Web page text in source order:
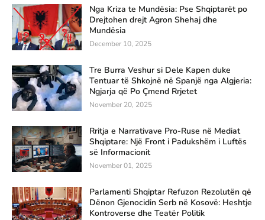
Nga Kriza te Mundësia: Pse Shqiptarët po
Drejtohen drejt Agron Shehaj dhe
Mundësia
December 10, 2025
Tre Burra Veshur si Dele Kapen duke
Tentuar të Shkojnë në Spanjë nga Algjeria:
Ngjarja që Po Çmend Rrjetet
November 20, 2025
Rritja e Narrativave Pro-Ruse në Mediat
Shqiptare: Një Front i Padukshëm i Luftës
së Informacionit
November 01, 2025
Parlamenti Shqiptar Refuzon Rezolutën që
Dënon Gjenocidin Serb në Kosovë: Heshtje
Kontroverse dhe Teatër Politik